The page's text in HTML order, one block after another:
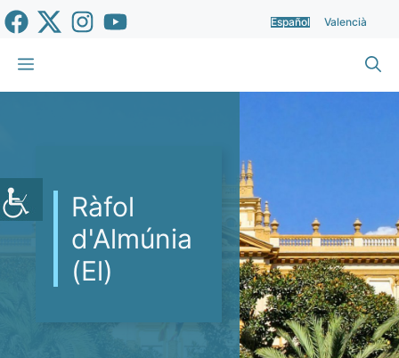
Saltar
al
contenido
Español Valencià
Menú
Ràfol
d'Almúnia
(El)